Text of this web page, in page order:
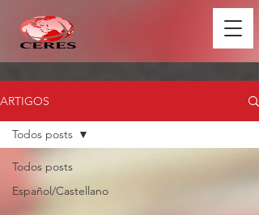
ARTIGOS
Todos posts
Español/Castellano
Todos posts